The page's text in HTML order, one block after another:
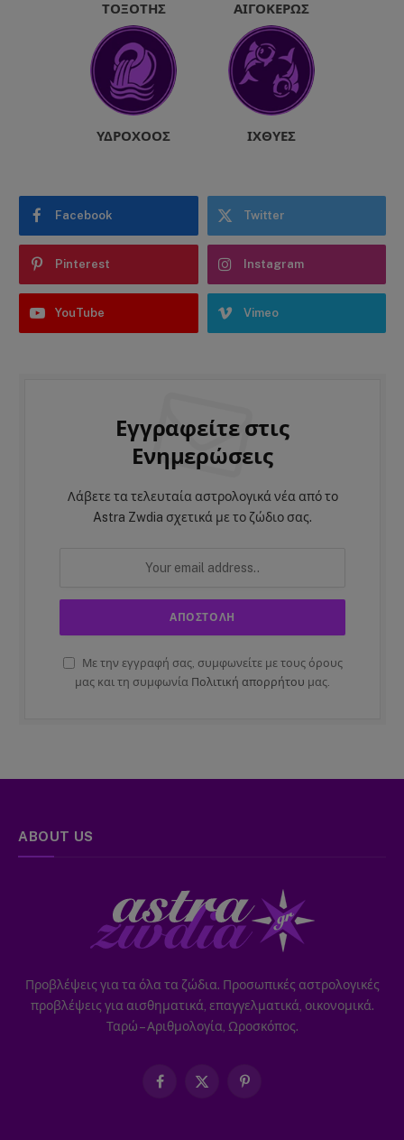
ΤΟΞΌΤΗΣ ΑΙΓΌΚΕΡΩΣ
ΥΔΡΟΧΌΟΣ ΙΧΘΎΕΣ
Facebook Twitter
Pinterest Instagram
YouTube Vimeo
Εγγραφείτε στις
Ενημερώσεις
Λάβετε τα τελευταία αστρολογικά νέα από το
Astra Zwdia σχετικά με το ζώδιο σας.
Με την εγγραφή σας, συμφωνείτε με τους όρους
μας και τη συμφωνία Πολιτική απορρήτου μας.
ABOUT US
Προβλέψεις για τα όλα τα ζώδια. Προσωπικές αστρολογικές
προβλέψεις για αισθηματικά, επαγγελματικά, οικονομικά.
Ταρώ – Αριθμολογία, Ωροσκόπος.
Facebook
X
Pinterest